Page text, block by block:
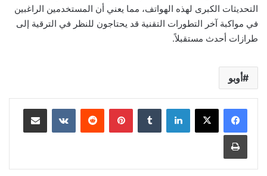
التحديثات الكبرى لهذه الهواتف، مما يعني أن المستخدمين الراغبين
في مواكبة آخر التطورات التقنية قد يحتاجون للنظر في الترقية إلى
طرازات أحدث مستقبلاً.
أوبو
لينكدإن بينتيريست مشاركة عبر البريد
طباعة